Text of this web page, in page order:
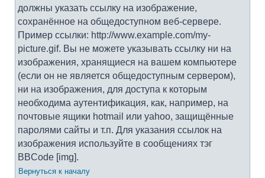
должны указать ссылку на изображение,
сохранённое на общедоступном веб-сервере.
Пример ссылки: http://www.example.com/my-
picture.gif. Вы не можете указывать ссылку ни на
изображения, хранящиеся на вашем компьютере
(если он не является общедоступным сервером),
ни на изображения, для доступа к которым
необходима аутентификация, как, например, на
почтовые ящики hotmail или yahoo, защищённые
паролями сайты и т.п. Для указания ссылок на
изображения используйте в сообщениях тэг
BBCode [img].
Вернуться к началу